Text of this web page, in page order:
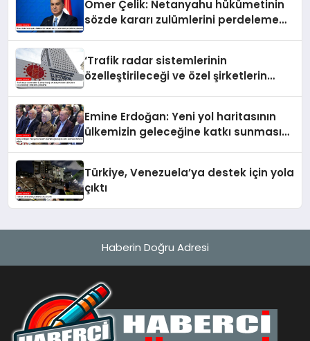
Ömer Çelik: Netanyahu hükümetinin
sözde kararı zulümlerini perdeleme
‘Trafik radar sistemlerinin
özelleştirileceği ve özel şirketlerin
Emine Erdoğan: Yeni yol haritasının
ülkemizin geleceğine katkı sunmasını
Türkiye, Venezuela’ya destek için yola
çıktı
Haberin Doğru Adresi